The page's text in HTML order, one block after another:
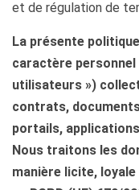
et de régulation de
La présente
caractère personnel
utilisateurs »)
contrats,
portails,
Nous traitons les
manière licite,